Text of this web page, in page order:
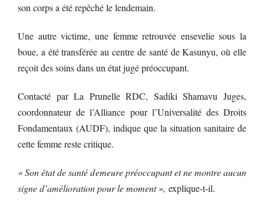
son corps a été repêché le lendemain.
Une autre victime, une femme retrouvée ensevelie sous la
boue, a été transférée au centre de santé de Kasunyu, où elle
reçoit des soins dans un état jugé préoccupant.
Contacté par La Prunelle RDC, Sadiki Shamavu Juges,
coordonnateur de l’Alliance pour l’Universalité des Droits
Fondamentaux (AUDF), indique que la situation sanitaire de
cette femme reste critique.
« Son état de santé demeure préoccupant et ne montre aucun
signe d’amélioration pour le moment », explique-t-il.